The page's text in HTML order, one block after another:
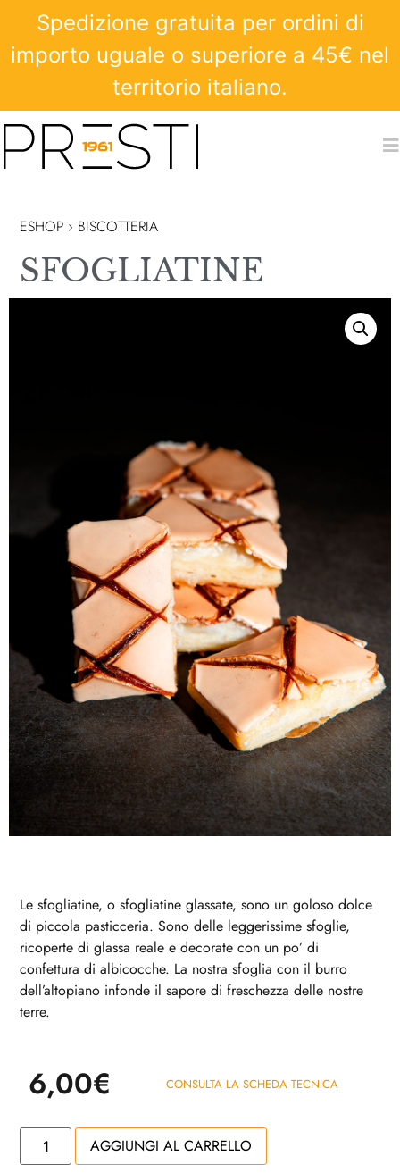
Spedizione gratuita per ordini di
importo uguale o superiore a 45€ nel
territorio italiano.
ESHOP › BISCOTTERIA
SFOGLIATINE
Le sfogliatine, o sfogliatine glassate, sono un goloso dolce
di piccola pasticceria. Sono delle leggerissime sfoglie,
ricoperte di glassa reale e decorate con un po’ di
confettura di albicocche. La nostra sfoglia con il burro
dell’altopiano infonde il sapore di freschezza delle nostre
terre.
6,00€ CONSULTA LA SCHEDA TECNICA
AGGIUNGI AL CARRELLO